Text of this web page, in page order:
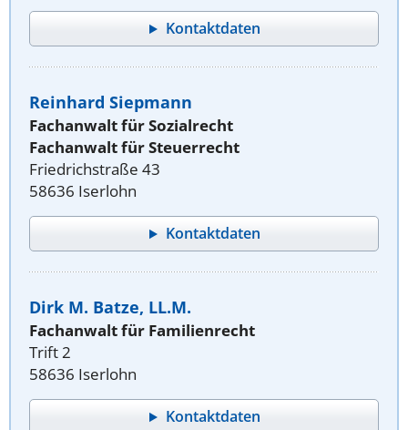
Kontaktdaten
Reinhard Siepmann
Fachanwalt für Sozialrecht
Fachanwalt für Steuerrecht
Friedrichstraße 43
58636 Iserlohn
Kontaktdaten
Dirk M. Batze, LL.M.
Fachanwalt für Familienrecht
Trift 2
58636 Iserlohn
Kontaktdaten